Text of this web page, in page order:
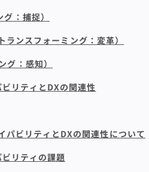
：捕捉）
ンスフォーミング：変革）
：感知）
リティとDXの関連性
パビリティとDXの関連性について
リティの課題